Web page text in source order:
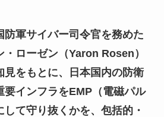
防軍サイバー司令官を務めた
ローゼン（Yaron Rosen）
見をもとに、日本国内の防衛
要インフラをEMP（電磁パル
て守り抜くかを、包括的・